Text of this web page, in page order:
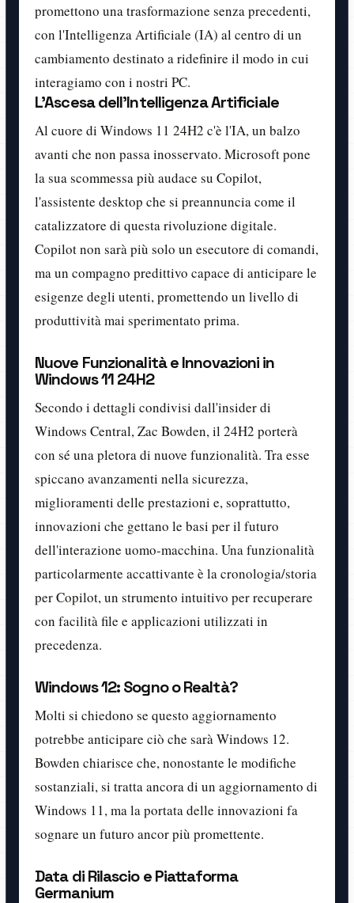
promettono una trasformazione senza precedenti,
con l'Intelligenza Artificiale (IA) al centro di un
cambiamento destinato a ridefinire il modo in cui
interagiamo con i nostri PC.
L'Ascesa dell'Intelligenza Artificiale
Al cuore di Windows 11 24H2 c'è l'IA, un balzo
avanti che non passa inosservato. Microsoft pone
la sua scommessa più audace su Copilot,
l'assistente desktop che si preannuncia come il
catalizzatore di questa rivoluzione digitale.
Copilot non sarà più solo un esecutore di comandi,
ma un compagno predittivo capace di anticipare le
esigenze degli utenti, promettendo un livello di
produttività mai sperimentato prima.
Nuove Funzionalità e Innovazioniin
Windows 11 24H2
Secondo i dettagli condivisi dall'insider di
Windows Central, Zac Bowden, il 24H2 porterà
con sé una pletora di nuove funzionalità. Tra esse
spiccano avanzamenti nella sicurezza,
miglioramenti delle prestazioni e, soprattutto,
innovazioni che gettano le basi per il futuro
dell'interazione uomo-macchina. Una funzionalità
particolarmente accattivante è la cronologia/storia
per Copilot, un strumento intuitivo per recuperare
con facilità file e applicazioni utilizzati in
precedenza.
Windows 12: Sogno o Realtà?
Molti si chiedono se questo aggiornamento
potrebbe anticipare ciò che sarà Windows 12.
Bowden chiarisce che, nonostante le modifiche
sostanziali, si tratta ancora di un aggiornamento di
Windows 11, ma la portata delle innovazioni fa
sognare un futuro ancor più promettente.
Data di Rilascio e Piattaforma
Germanium